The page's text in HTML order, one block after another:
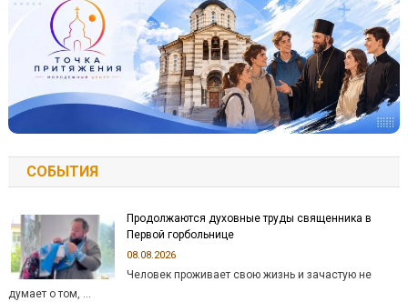
СОБЫТИЯ
Продолжаются духовные труды священника в
Первой горбольнице
08.08.2026
Человек проживает свою жизнь и зачастую не
думает о том, …